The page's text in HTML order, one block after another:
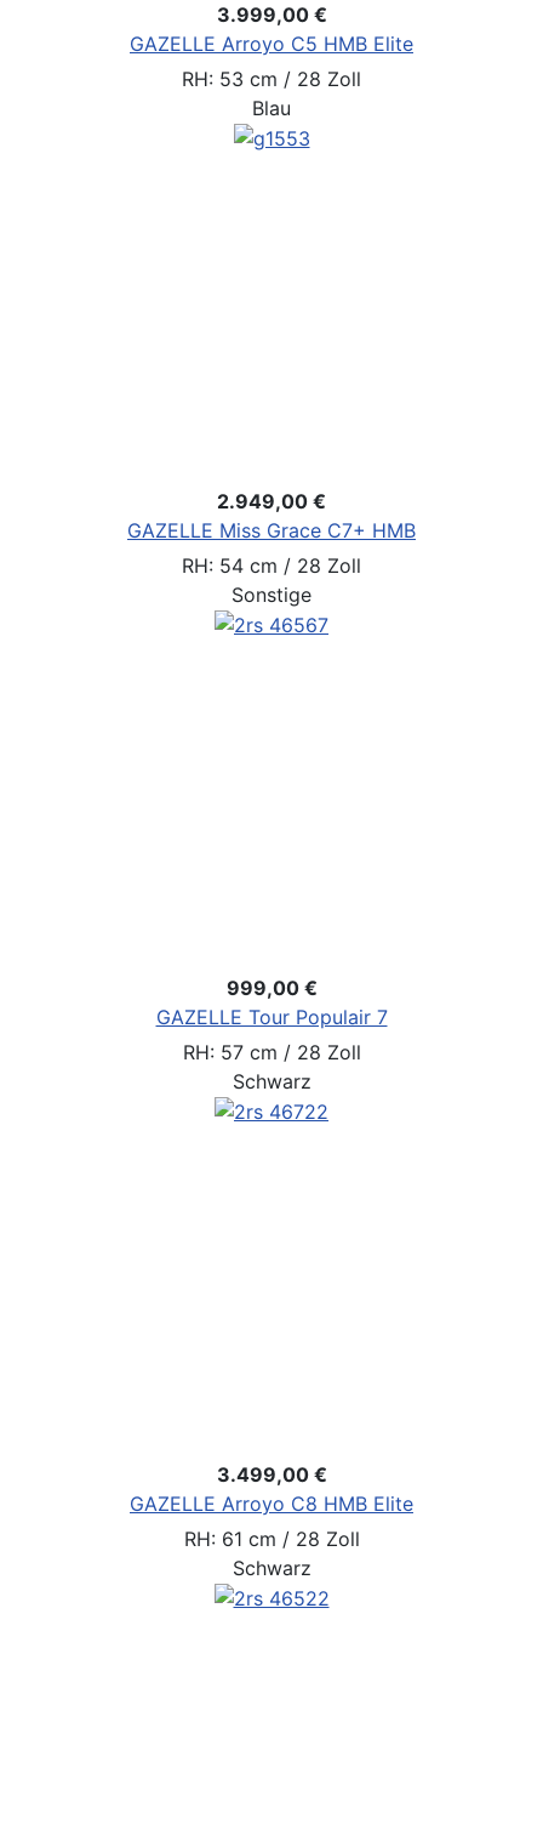
3.999,00 €
GAZELLE Arroyo C5 HMB Elite
RH: 53 cm / 28 Zoll
Blau
2.949,00 €
GAZELLE Miss Grace C7+ HMB
RH: 54 cm / 28 Zoll
Sonstige
999,00 €
GAZELLE Tour Populair 7
RH: 57 cm / 28 Zoll
Schwarz
3.499,00 €
GAZELLE Arroyo C8 HMB Elite
RH: 61 cm / 28 Zoll
Schwarz